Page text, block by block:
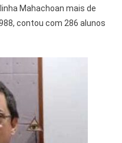
Mahachoan mais de
contou com 286 alunos